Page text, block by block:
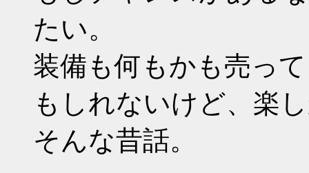
たい。
装備も何もかも売っ
もしれないけど、楽
そんな昔話。